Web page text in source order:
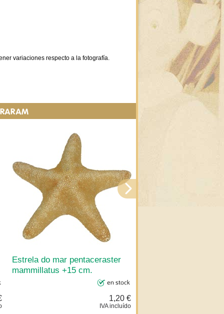
variaciones respecto a la fotografía.
Estrela do mar pentaceraster
mammillatus +15 cm.
1,20 €
IVA incluído